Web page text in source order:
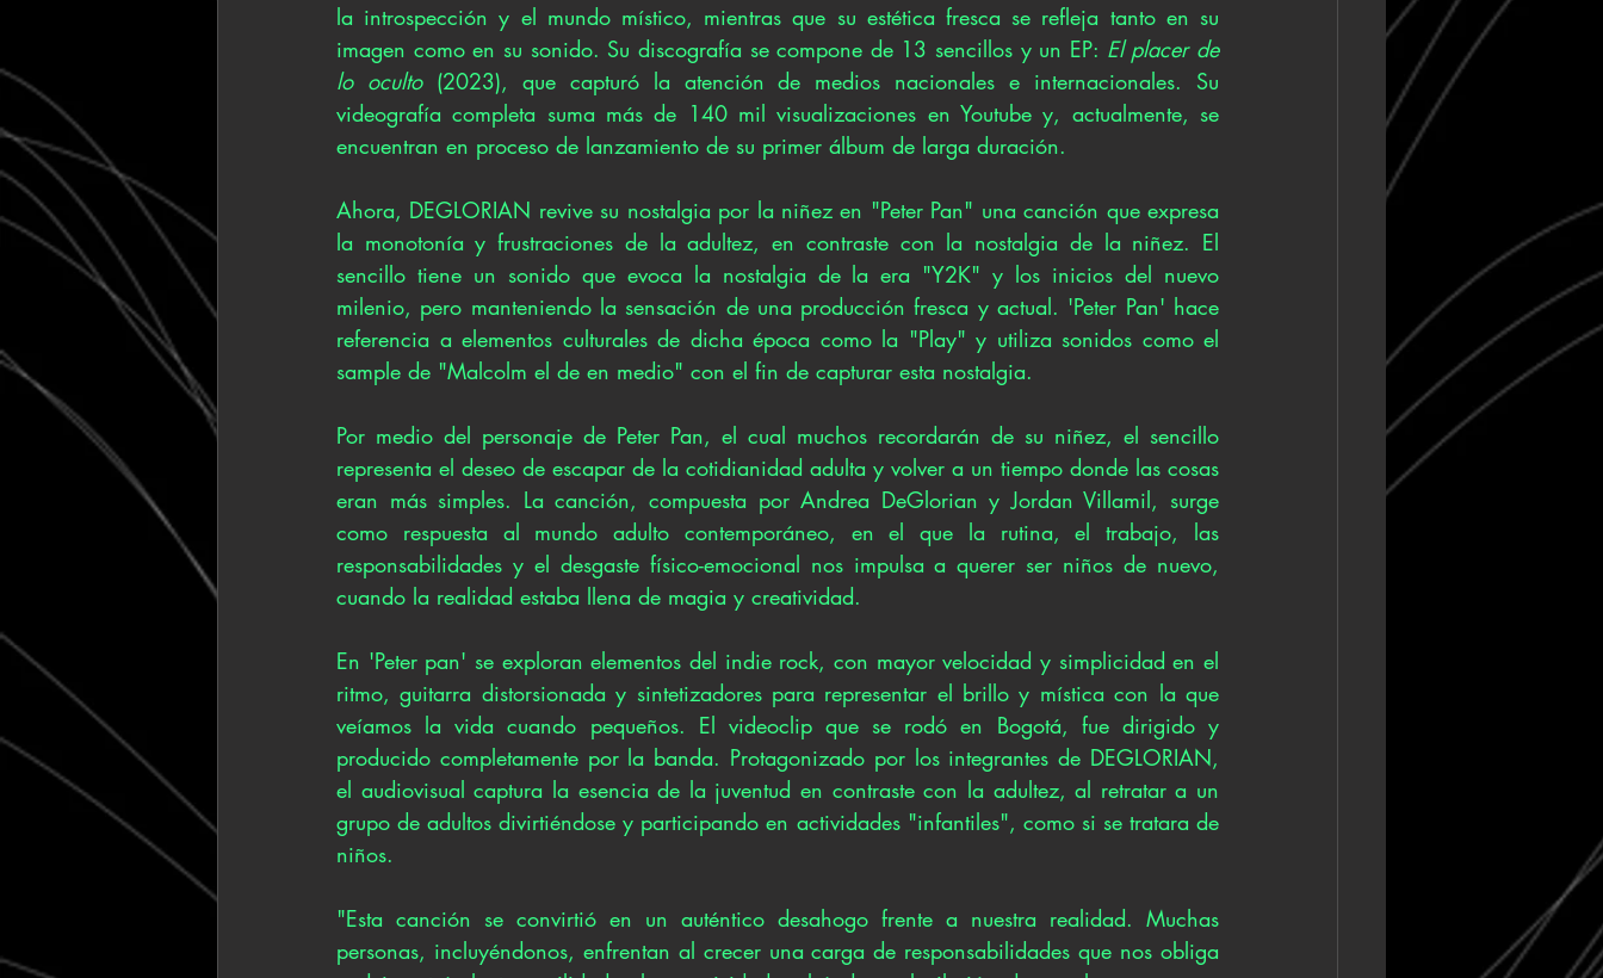
la introspección y el mundo místico, mientras que su estética fresca se refleja tanto en su
imagen como en su sonido. Su discografía se compone de 13 sencillos y un EP: El placer de
lo oculto (2023), que capturó la atención de medios nacionales e internacionales. Su
videografía completa suma más de 140 mil visualizaciones en Youtube y, actualmente, se
encuentran en proceso de lanzamiento de su primer álbum de larga duración.
Ahora, DEGLORIAN revive su nostalgia por la niñez en "Peter Pan" una canción que expresa
la monotonía y frustraciones de la adultez, en contraste con la nostalgia de la niñez. El
sencillo tiene un sonido que evoca la nostalgia de la era "Y2K" y los inicios del nuevo
milenio, pero manteniendo la sensación de una producción fresca y actual. 'Peter Pan' hace
referencia a elementos culturales de dicha época como la "Play" y utiliza sonidos como el
sample de "Malcolm el de en medio" con el fin de capturar esta nostalgia.
Por medio del personaje de Peter Pan, el cual muchos recordarán de su niñez, el sencillo
representa el deseo de escapar de la cotidianidad adulta y volver a un tiempo donde las cosas
eran más simples. La canción, compuesta por Andrea DeGlorian y Jordan Villamil, surge
como respuesta al mundo adulto contemporáneo, en el que la rutina, el trabajo, las
responsabilidades y el desgaste físico-emocional nos impulsa a querer ser niños de nuevo,
cuando la realidad estaba llena de magia y creatividad.
En 'Peter pan' se exploran elementos del indie rock, con mayor velocidad y simplicidad en el
ritmo, guitarra distorsionada y sintetizadores para representar el brillo y mística con la que
veíamos la vida cuando pequeños. El videoclip que se rodó en Bogotá, fue dirigido y
producido completamente por la banda. Protagonizado por los integrantes de DEGLORIAN,
el audiovisual captura la esencia de la juventud en contraste con la adultez, al retratar a un
grupo de adultos divirtiéndose y participando en actividades "infantiles", como si se tratara de
niños.
"Esta canción se convirtió en un auténtico desahogo frente a nuestra realidad. Muchas
personas, incluyéndonos, enfrentan al crecer una carga de responsabilidades que nos obliga